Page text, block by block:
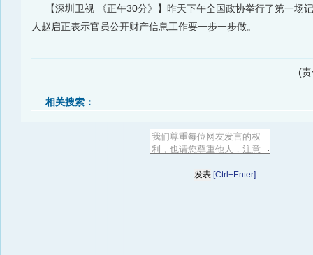
【深圳卫视 《正午30分》】昨天下午全国政协举行了第一场
人赵启正表示官员公开财产信息工作要一步一步做。
(
相关搜索：
[Ctrl+Enter]